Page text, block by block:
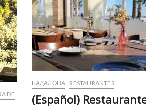
DE
БАДАЛОНА RESTAURANTES
(Español)